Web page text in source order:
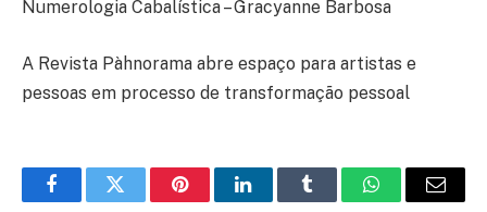
Numerologia Cabalística – Gracyanne Barbosa
A Revista Pàhnorama abre espaço para artistas e
pessoas em processo de transformação pessoal
FacebookTwitter PinterestLinkedInTumblr WhatsApp
E-